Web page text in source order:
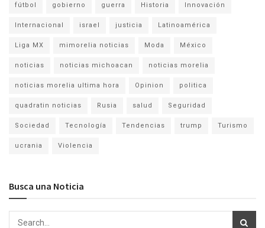
fútbol gobierno guerra Historia Innovación
Internacional israel justicia Latinoamérica
Liga MX mimorelia noticias Moda México
noticias noticias michoacan noticias morelia
noticias morelia ultima hora Opinion politica
quadratin noticias Rusia salud Seguridad
Sociedad Tecnología Tendencias trump Turismo
ucrania Violencia
Busca una Noticia